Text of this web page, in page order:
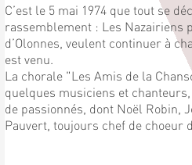
C’est le 5 mai 1974 que tout se
rassemblement : Les Nazairiens
d’Olonnes, veulent continuer à
est venu.
La chorale "Les Amis de la
quelques musiciens et
de passionnés, dont Noël Robin,
Pauvert, toujours chef de choeur